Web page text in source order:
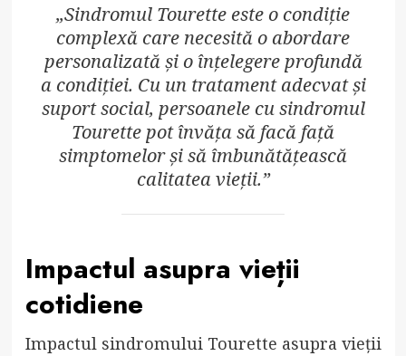
„Sindromul Tourette este o condiție
complexă care necesită o abordare
personalizată și o înțelegere profundă
a condiției. Cu un tratament adecvat și
suport social, persoanele cu sindromul
Tourette pot învăța să facă față
simptomelor și să îmbunătățească
calitatea vieții.”
Impactul asupra vieții
cotidiene
Impactul sindromului Tourette asupra vieții